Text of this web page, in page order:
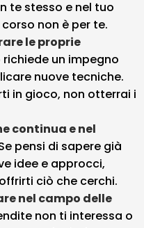
te stesso e nel tuo
non è per te.
le proprie
un impegno
nuove tecniche.
in gioco, non otterrai i
continua e nel
pensi di sapere già
idee e approcci,
ciò che cerchi.
nel campo delle
non ti interessa o